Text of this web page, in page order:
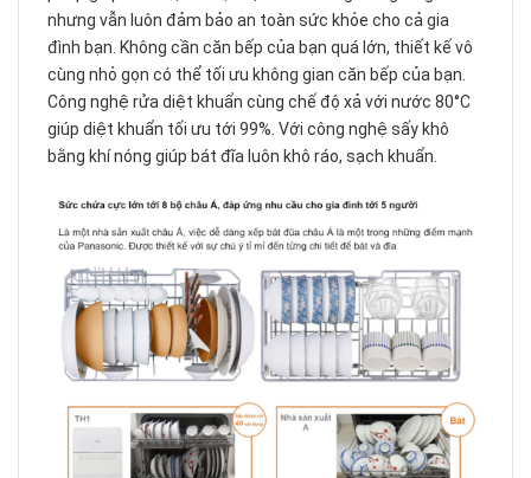
nhưng vẫn luôn đảm bảo an toàn sức khỏe cho cả gia
đình bạn. Không cần căn bếp của bạn quá lớn, thiết kế vô
cùng nhỏ gọn có thể tối ưu không gian căn bếp của bạn.
Công nghệ rửa diệt khuẩn cùng chế độ xả với nước 80°C
giúp diệt khuẩn tối ưu tới 99%. Với công nghệ sấy khô
bằng khí nóng giúp bát đĩa luôn khô ráo, sạch khuẩn.